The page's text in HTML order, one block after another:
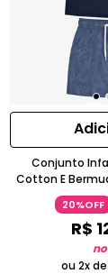
Conjunto
Cotton E
20%OFF
R$
ou 2x de